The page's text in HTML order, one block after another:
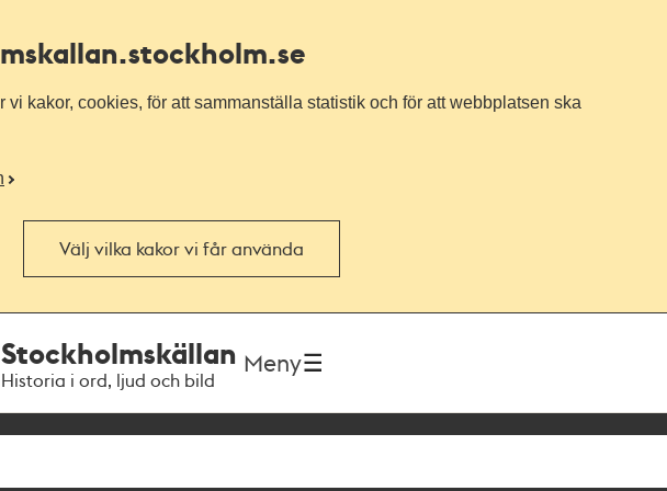
.stockholm.se
kakor, cookies, för att sammanställa statistik och för att webbplatsen ska
Välj vilka kakor vi får använda
Stockholmskällan
Historia i ord, ljud och bild
Meny